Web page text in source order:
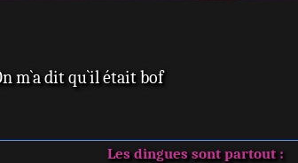
m`a dit qu`il était bof
Les dingues sont partout :